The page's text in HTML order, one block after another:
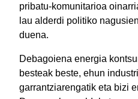
pribatu-komunitarioa
lau alderdi politiko
duena.
Debagoiena energia
besteak beste, ehun
garrantziarengatik eta bizi